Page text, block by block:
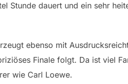
Stunde dauert und ein sehr
ebenso mit
Finale folgt. Da ist viel
wie Carl Loewe.